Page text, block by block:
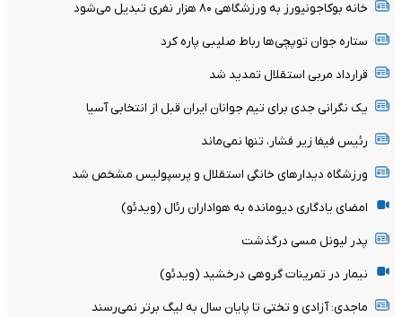
خانه بوکاجونیورز به ورزشگاهی ۸۰ هزار نفری تبدیل می‌شود
ستاره جوان توپچی‌ها رباط صلیبی پاره کرد
قرارداد مربی استقلال تمدید شد
یک نگرانی جدی برای تیم جوانان ایران قبل از انتخابی آسیا
رئیس فیفا زیر فشار، تنها نمی‌ماند
ورزشگاه دیدارهای خانگی استقلال و پرسپولیس مشخص شد
امضای یادگاری دیومانده به هواداران رئال (ویدئو)
پدر لیونل مسی درگذشت
نیمار در تمرینات گروهی درخشید (ویدئو)
ماجدی: آزادی و تختی تا پایان سال به لیگ برتر نمی‌رسند